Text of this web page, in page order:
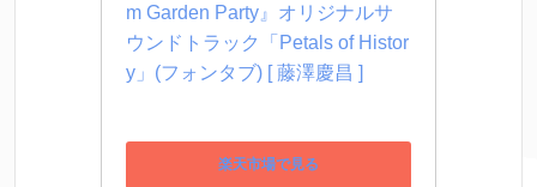
m Garden Party』オリジナルサ
ウンドトラック「Petals of Histor
y」(フォンタブ) [ 藤澤慶昌 ]
楽天市場で見る